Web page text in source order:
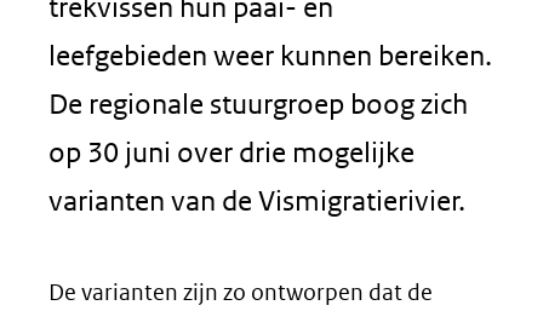
trekvissen hun paai- en
leefgebieden weer kunnen bereiken.
De regionale stuurgroep boog zich
op 30 juni over drie mogelijke
varianten van de Vismigratierivier.
De varianten zijn zo ontworpen dat de